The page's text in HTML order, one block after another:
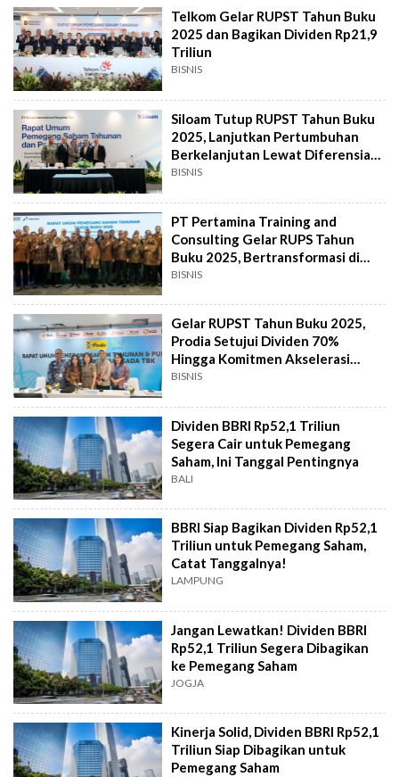
Telkom Gelar RUPST Tahun Buku
2025 dan Bagikan Dividen Rp21,9
Triliun
BISNIS
Siloam Tutup RUPST Tahun Buku
2025, Lanjutkan Pertumbuhan
Berkelanjutan Lewat Diferensiasi
Arketipe
BISNIS
PT Pertamina Training and
Consulting Gelar RUPS Tahun
Buku 2025, Bertransformasi di
Tengah Fluktuasi
BISNIS
Gelar RUPST Tahun Buku 2025,
Prodia Setujui Dividen 70%
Hingga Komitmen Akselerasi
Inovasi Layanan
BISNIS
Dividen BBRI Rp52,1 Triliun
Segera Cair untuk Pemegang
Saham, Ini Tanggal Pentingnya
BALI
BBRI Siap Bagikan Dividen Rp52,1
Triliun untuk Pemegang Saham,
Catat Tanggalnya!
LAMPUNG
Jangan Lewatkan! Dividen BBRI
Rp52,1 Triliun Segera Dibagikan
ke Pemegang Saham
JOGJA
Kinerja Solid, Dividen BBRI Rp52,1
Triliun Siap Dibagikan untuk
Pemegang Saham